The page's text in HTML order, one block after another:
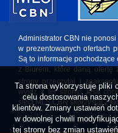
Administrator CBN nie
w prezentowanych ofertach
Są to informacje pochodzące
z Biurem, które daną ofertę
strony przeczytaj i
wyjdź z tej strony. Jeśli
sieci MLS CBN skorzystaj z
Ta strona wykorzystuje pliki
celu dostosowania
klientów. Zmiany ustawień
w dowolnej chwili
tej strony bez zmian